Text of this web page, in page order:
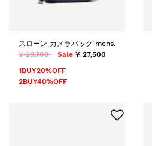
スローン カメラバッグ mens.
¥ 29,700
Sale ¥ 27,500
1BUY20%OFF
2BUY40%OFF